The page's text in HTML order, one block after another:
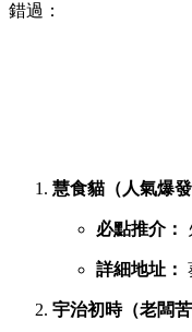
錯過：
慧食貓（人氣爆
必點推介：
詳細地址：
宇治初時（老闆